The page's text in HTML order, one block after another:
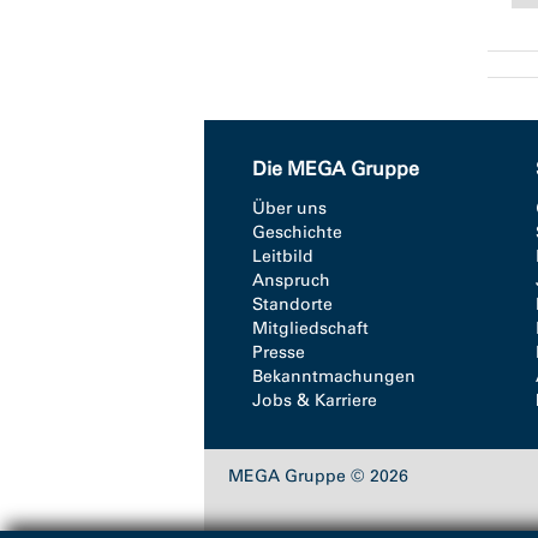
Die MEGA Gruppe
Über uns
Geschichte
Leitbild
Anspruch
Standorte
Mitgliedschaft
Presse
Bekanntmachungen
Jobs & Karriere
MEGA Gruppe © 2026